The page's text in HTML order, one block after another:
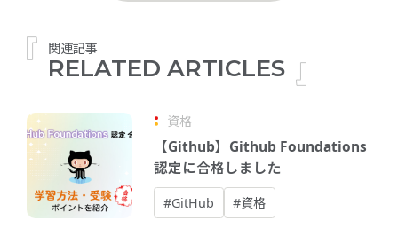
関連記事
RELATED ARTICLES
資格
【Github】Github Foundations
認定に合格しました
#GitHub #資格